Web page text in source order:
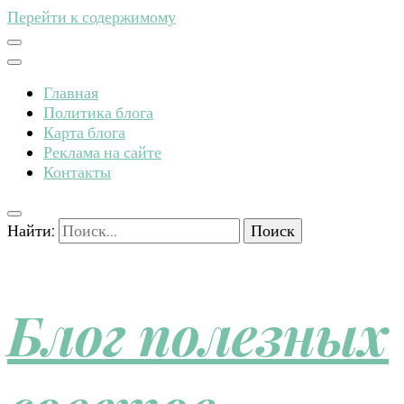
Перейти к содержимому
Главная
Политика блога
Карта блога
Реклама на сайте
Контакты
Найти:
Блог полезных